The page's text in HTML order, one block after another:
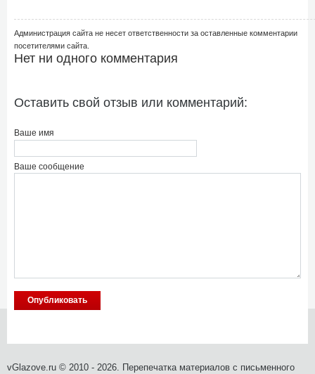
Администрация сайта не несет ответственности за оставленные комментарии
посетителями сайта.
Нет ни одного комментария
Оставить свой отзыв или комментарий:
Ваше имя
Ваше сообщение
vGlazove.ru © 2010 - 2026. Перепечатка материалов с письменного